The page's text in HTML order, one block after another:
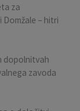
za
– hitri
dopolnitvah
zavoda